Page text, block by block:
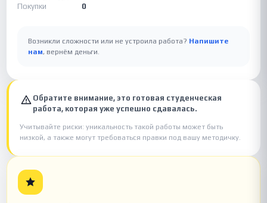
Покупки
0
Возникли сложности или не устроила работа? Напишите
нам, вернём деньги.
Обратите внимание, это готовая студенческая
работа, которая уже успешно сдавалась.
Учитывайте риски: уникальность такой работы может быть
низкой, а также могут требоваться правки под вашу методичку.